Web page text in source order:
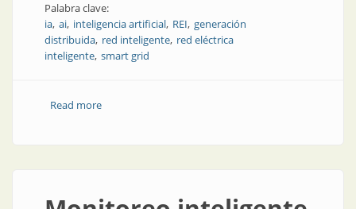
Palabra clave:
ia ai inteligencia artificial REI generación
distribuida red inteligente red eléctrica
inteligente smart grid
Read moreabout El rol de la inteligencia artificial en las redes